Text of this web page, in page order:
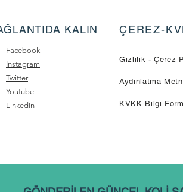
KALIN
Facebook
Instagram
Twitter
Youtube
LinkedIn
ÇEREZ-
Gizlilik - Çerez
Aydınlatma
KVKK Bilgi